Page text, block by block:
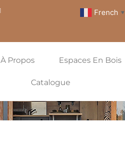
French ▼
À Propos Espaces En Bois
Catalogue